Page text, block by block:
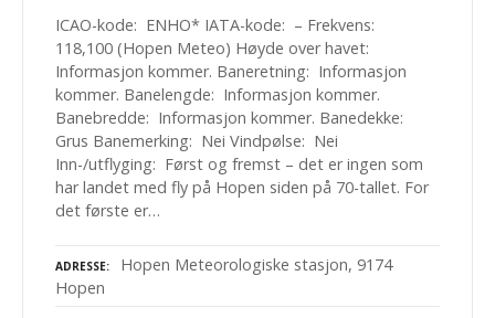
ICAO-kode: ENHO* IATA-kode: – Frekvens:
118,100 (Hopen Meteo) Høyde over havet:
Informasjon kommer. Baneretning: Informasjon
kommer. Banelengde: Informasjon kommer.
Banebredde: Informasjon kommer. Banedekke:
Grus Banemerking: Nei Vindpølse: Nei
Inn-/utflyging: Først og fremst – det er ingen som
har landet med fly på Hopen siden på 70-tallet. For
det første er…
ADRESSE
Hopen Meteorologiske stasjon, 9174
Hopen